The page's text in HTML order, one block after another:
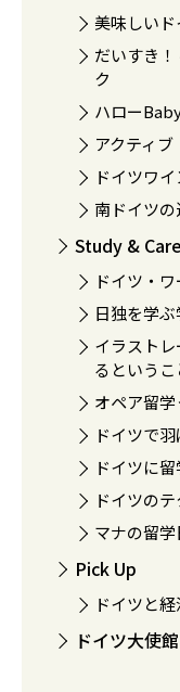
美味しい
だいすき
ク
ハロー
アクティブ
ドイツワ
南ドイツの
Study &
ドイツ・
日独を学
イラスト
るというこ
オペア留学
ドイツで
ドイツに
ドイツの
マナの留
Pick Up
ドイツと
ドイツ大使